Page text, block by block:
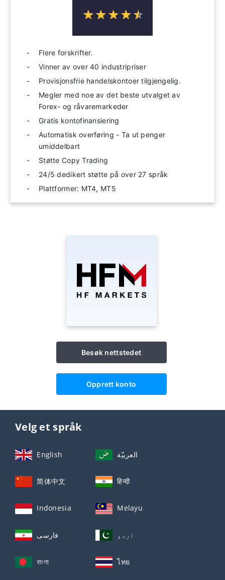
☆☆☆☆☆
★★★★★
Flere forskrifter.
Vinner av over 40 industripriser
Provisjonsfrie handelskontoer tilgjengelig.
Megler med noe av det beste utvalget av
Forex- og råvaremarkeder
Gratis kontofinansiering
Automatisk overføring - Ta ut penger
umiddelbart
Støtte Copy Trading
24/5 dedikert støtte på over 27 språk
Plattformer: MT4, MT5
Besøk nettstedet
Opprett konto
Velg et språk
English العربيّة
简体中文 हिन्दी
Indonesia Melayu
فارسی اردو
বাংলা ไทย